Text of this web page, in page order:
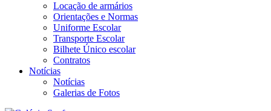
Locação de armários
Orientações e Normas
Uniforme Escolar
Transporte Escolar
Bilhete Único escolar
Contratos
Notícias
Notícias
Galerias de Fotos